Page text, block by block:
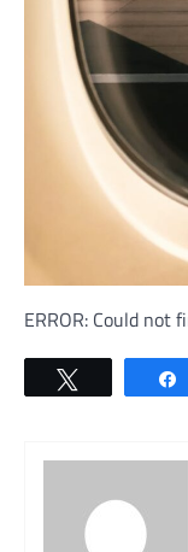
ERROR: Could